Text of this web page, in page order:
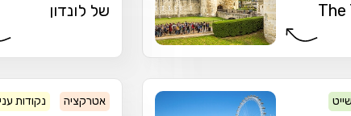
The
של לונדון
שייט אטרקציה נקודות